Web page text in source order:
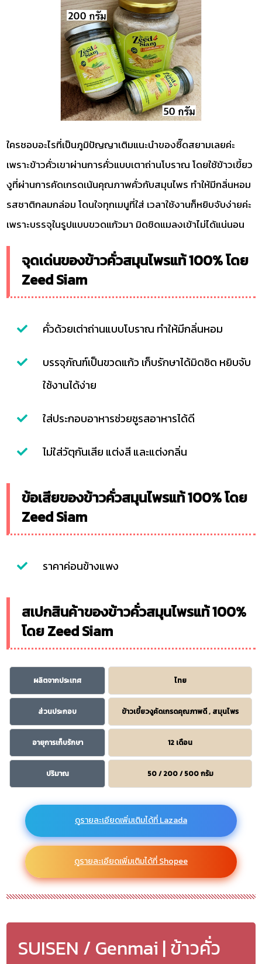
ใครชอบอะไรที่เป็นภูมิปัญญาเติมแนะนำของซี๊ดสยามเลยค่ะ
เพราะข้าวคั่วเขาผ่านการคั่วแบบเตาถ่านโบราณ โดยใช้ข้าวเขี้ยว
งูที่ผ่านการคัดเกรดเน้นคุณภาพคั่วกับสมุนไพร ทำให้มีกลิ่นหอม
รสชาติกลมกล่อม โดนใจทุกเมนูที่ใส่ เวลาใช้งานก็หยิบจับง่ายค่ะ
เพราะบรรจุในรูปแบบขวดแก้วมา มิดชิดแมลงเข้าไม่ได้แน่นอน
จุดเด่นของข้าวคั่วสมุนไพรแท้ 100% โดย
Zeed Siam
คั่วด้วยเต่าถ่านแบบโบราณ ทำให้มีกลิ่นหอม
บรรจุภัณฑ์เป็นขวดแก้ว เก็บรักษาได้มิดชิด หยิบจับ
ใช้งานได้ง่าย
ใส่ประกอบอาหารช่วยชูรสอาหารได้ดี
ไม่ใส่วัตุกันเสีย แต่งสี และแต่งกลิ่น
ข้อเสียของข้าวคั่วสมุนไพรแท้ 100% โดย
Zeed Siam
ราคาค่อนข้างแพง
สเปกสินค้าของข้าวคั่วสมุนไพรแท้ 100%
โดย Zeed Siam
ผลิตจากประเทศ ไทย
ส่วนประกอบ ข้าวเขี้ยวงูคัดเกรดคุณภาพดี , สมุนไพร
อายุการเก็บรักษา 12 เดือน
ปริมาณ 50 / 200 / 500 กรัม
ดูรายละเอียดเพิ่มเติมได้ที่ Lazada
ดูรายละเอียดเพิ่มเติมได้ที่ Shopee
SUISEN / Genmai | ข้าวคั่ว